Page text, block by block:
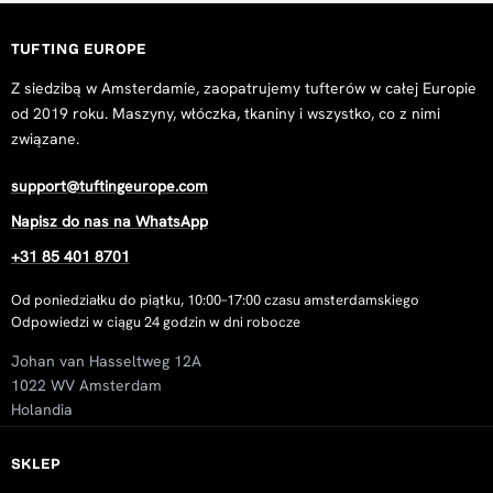
studiomrbunny
Rating: 5/5
@studiomrbunny
Wed Nov 19 2025 06:14:19 GMT+0000 (Coordinated
Carly Fransman
Rating: 5/5
Mon Jun 02 2025 18:52:41 GMT+0000 (Coordinated
Primary Tufting Cloth 400x400cm
romeo.prandea-4105
Rating: 5/5
Hi ! I have tested all types of tufting cloth on the market
Wed Feb 05 2025 08:38:44 GMT+0000 (Coordinated
Kaja Wølner Pettersen
SKLEP
TUFTING EUROPE
Z siedzibą w Amsterdamie, zaopatrujemy tufterów w całej Europie
od 2019 roku. Maszyny, włóczka, tkaniny i wszystko, co z nimi
związane.
support@tuftingeurope.com
Napisz do nas na WhatsApp
+31 85 401 8701
Od poniedziałku do piątku, 10:00–17:00 czasu amsterdamskiego
Odpowiedzi w ciągu 24 godzin w dni robocze
Johan van Hasseltweg 12A
1022 WV Amsterdam
Holandia